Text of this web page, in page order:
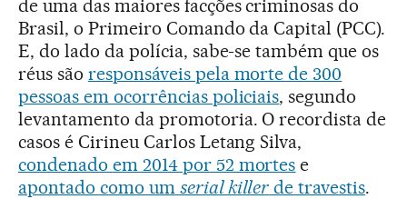
de uma das maiores facções criminosas do
Brasil, o Primeiro Comando da Capital (PCC).
E, do lado da polícia, sabe-se também que os
réus são responsáveis pela morte de 300
pessoas em ocorrências policiais, segundo
levantamento da promotoria. O recordista de
casos é Cirineu Carlos Letang Silva,
condenado em 2014 por 52 mortes e
apontado como um serial killer de travestis.